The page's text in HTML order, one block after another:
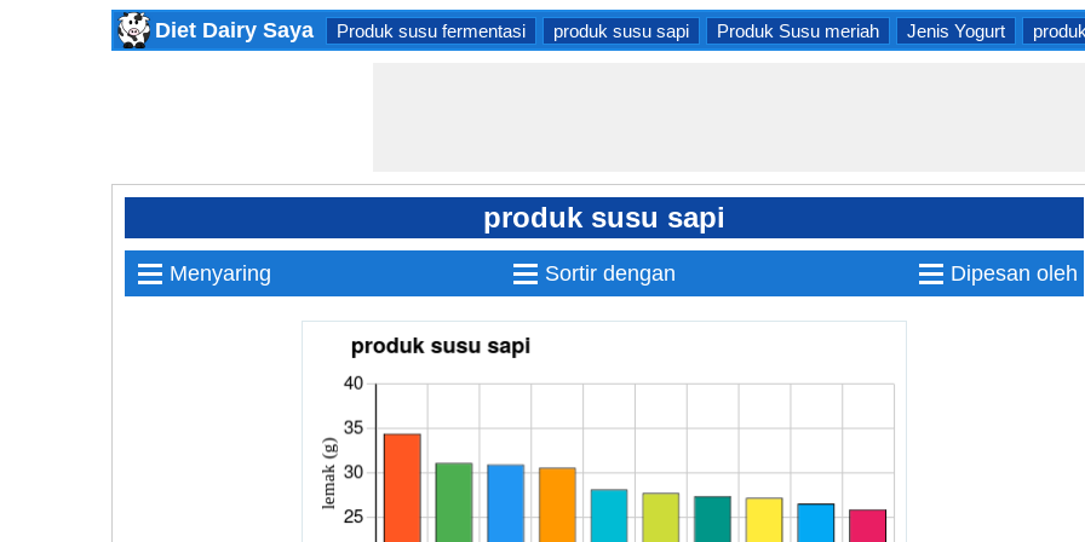
Diet Dairy Saya Produk susu fermentasi produk susu sapi Produk Susu meriah Jenis Yogurt
produk susu sapi
≡ Menyaring ≡ Dipesan oleh
≡ Sortir dengan